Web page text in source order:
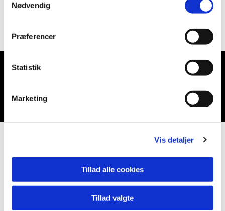
Nødvendig
Præferencer
Statistik
Marketing
Vis detaljer
Tillad alle cookies
Tillad valgte
Du vil måske også kunne lide...